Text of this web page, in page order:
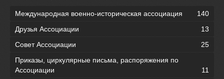
Международная военно-историческая ассоциация
140
Друзья Ассоциации
13
Совет Ассоциации
25
Приказы, циркулярные письма, распоряжения по
Ассоциации
11